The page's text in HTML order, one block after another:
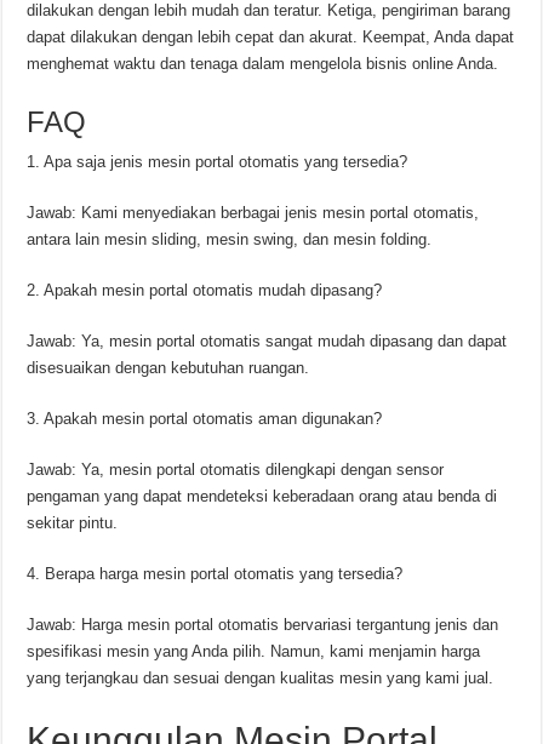
dilakukan dengan lebih mudah dan teratur. Ketiga, pengiriman barang
dapat dilakukan dengan lebih cepat dan akurat. Keempat, Anda dapat
menghemat waktu dan tenaga dalam mengelola bisnis online Anda.
FAQ
1. Apa saja jenis mesin portal otomatis yang tersedia?
Jawab: Kami menyediakan berbagai jenis mesin portal otomatis,
antara lain mesin sliding, mesin swing, dan mesin folding.
2. Apakah mesin portal otomatis mudah dipasang?
Jawab: Ya, mesin portal otomatis sangat mudah dipasang dan dapat
disesuaikan dengan kebutuhan ruangan.
3. Apakah mesin portal otomatis aman digunakan?
Jawab: Ya, mesin portal otomatis dilengkapi dengan sensor
pengaman yang dapat mendeteksi keberadaan orang atau benda di
sekitar pintu.
4. Berapa harga mesin portal otomatis yang tersedia?
Jawab: Harga mesin portal otomatis bervariasi tergantung jenis dan
spesifikasi mesin yang Anda pilih. Namun, kami menjamin harga
yang terjangkau dan sesuai dengan kualitas mesin yang kami jual.